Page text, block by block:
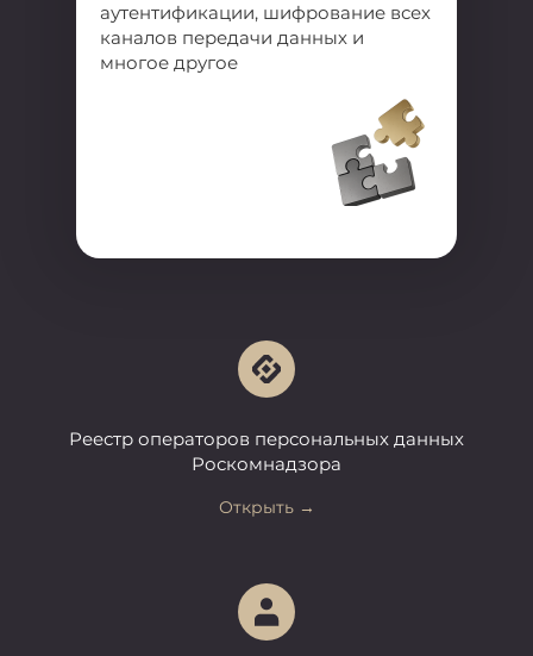
аутентификации, шифрование всех
каналов передачи данных и
многое другое
Реестр операторов персональных данных
Роскомнадзора
Открыть →